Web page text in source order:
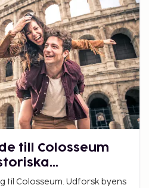
till Colosseum
til Colosseum. Udforsk byens